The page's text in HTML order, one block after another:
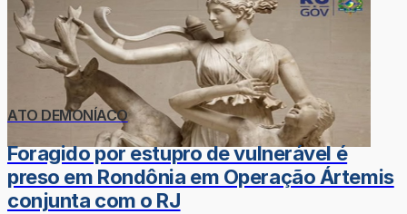
ATO DEMONÍACO
Foragido por estupro de vulnerável é
preso em Rondônia em Operação Ártemis
conjunta com o RJ